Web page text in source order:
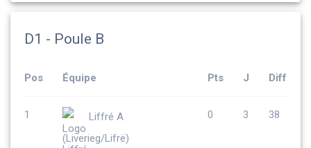
D1 - Poule B
Pos Équipe Pts J Diff
1
Liffré A
(Liverieg/Lifrë)
0 3 38